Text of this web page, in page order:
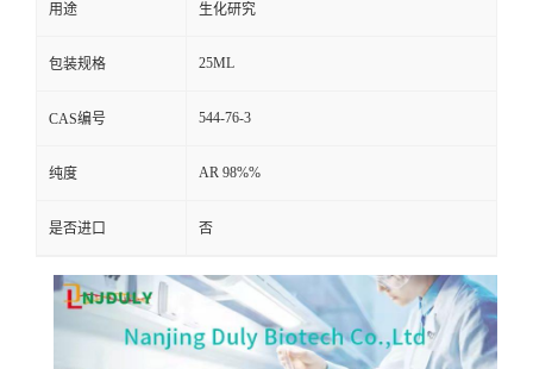
用途 生化研究
包装规格 25ML
CAS编号 544-76-3
纯度 AR 98%%
是否进口 否